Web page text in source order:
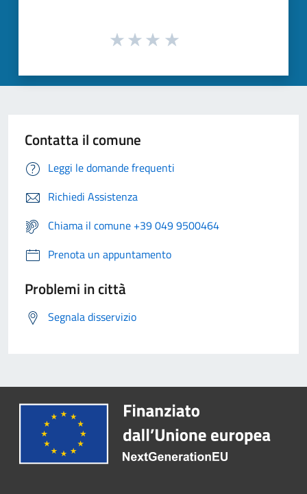
Contatta il comune
Leggi le domande frequenti
Richiedi Assistenza
Chiama il comune +39 049 9500464
Prenota un appuntamento
Problemi in città
Segnala disservizio